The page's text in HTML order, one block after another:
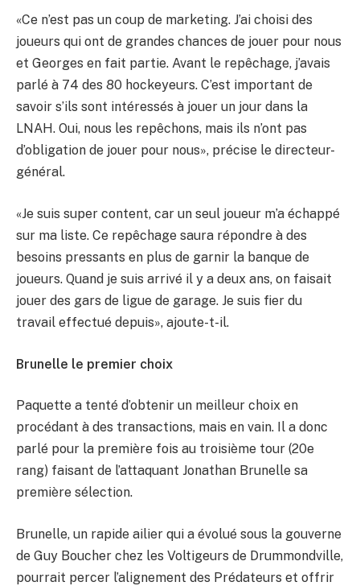
«Ce n’est pas un coup de marketing. J’ai choisi des
joueurs qui ont de grandes chances de jouer pour nous
et Georges en fait partie. Avant le repêchage, j’avais
parlé à 74 des 80 hockeyeurs. C’est important de
savoir s’ils sont intéressés à jouer un jour dans la
LNAH. Oui, nous les repêchons, mais ils n’ont pas
d’obligation de jouer pour nous», précise le directeur-
général.
«Je suis super content, car un seul joueur m’a échappé
sur ma liste. Ce repêchage saura répondre à des
besoins pressants en plus de garnir la banque de
joueurs. Quand je suis arrivé il y a deux ans, on faisait
jouer des gars de ligue de garage. Je suis fier du
travail effectué depuis», ajoute-t-il.
Brunelle le premier choix
Paquette a tenté d’obtenir un meilleur choix en
procédant à des transactions, mais en vain. Il a donc
parlé pour la première fois au troisième tour (20e
rang) faisant de l’attaquant Jonathan Brunelle sa
première sélection.
Brunelle, un rapide ailier qui a évolué sous la gouverne
de Guy Boucher chez les Voltigeurs de Drummondville,
pourrait percer l’alignement des Prédateurs et offrir